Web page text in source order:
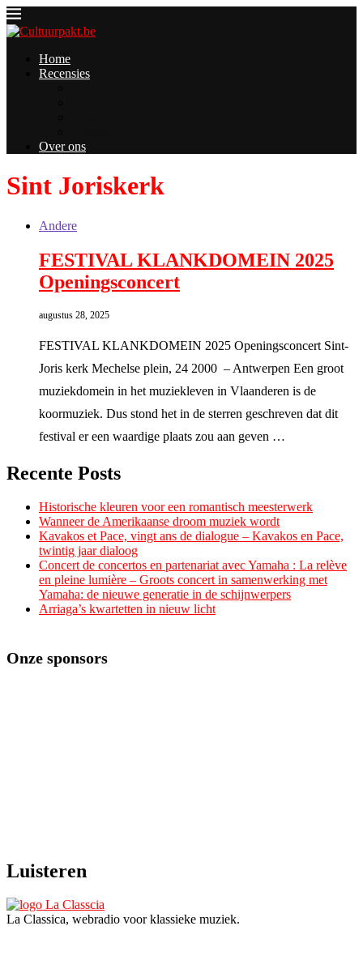
Home
Recensies
Over ons
Sint Joriskerk
Andere
FESTIVAL KLANKDOMEIN 2025
Openingsconcert
augustus 28, 2025
FESTIVAL KLANKDOMEIN 2025 Openingsconcert Sint-
Joris kerk Mechelse plein, 24 2000 – Antwerpen Een groot
muziekdomein in het muziekleven in Vlaanderen is de
koormuziek. Dus stond het in de sterren geschreven dat dit
festival er een waardige plaats zou aan geven …
Recente Posts
Historische kleuren voor een romantisch meesterwerk
Wanneer de Amerikaanse droom muziek wordt
Kavakos et Pace, vingt ans de dialogue – Kavakos en Pace,
twintig jaar dialoog
Concert de concertos en partenariat avec Yamaha : La relève
en pleine lumière – Groots concert in samenwerking met
Yamaha: de nieuwe generatie in de schijnwerpers
Arriaga’s kwartetten in nieuw licht
Onze sponsors
Luisteren
La Classica, webradio voor klassieke muziek.